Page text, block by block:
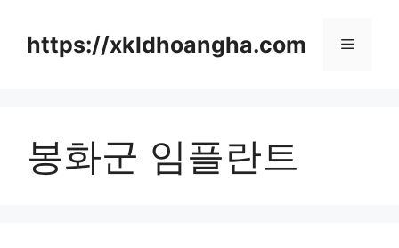
https://xkldhoangha.com 메
봉화군 임플란트